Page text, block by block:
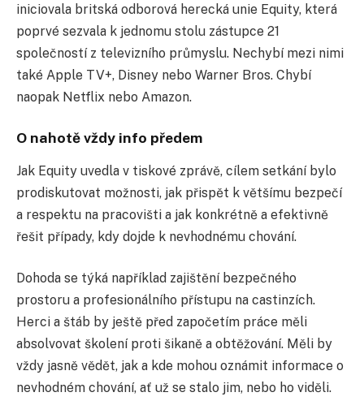
iniciovala britská odborová herecká unie Equity, která
poprvé sezvala k jednomu stolu zástupce 21
společností z televizního průmyslu. Nechybí mezi nimi
také Apple TV+, Disney nebo Warner Bros. Chybí
naopak Netflix nebo Amazon.
O nahotě vždy info předem
Jak Equity uvedla v tiskové zprávě, cílem setkání bylo
prodiskutovat možnosti, jak přispět k většímu bezpečí
a respektu na pracovišti a jak konkrétně a efektivně
řešit případy, kdy dojde k nevhodnému chování.
Dohoda se týká například zajištění bezpečného
prostoru a profesionálního přístupu na castinzích.
Herci a štáb by ještě před započetím práce měli
absolvovat školení proti šikaně a obtěžování. Měli by
vždy jasně vědět, jak a kde mohou oznámit informace o
nevhodném chování, ať už se stalo jim, nebo ho viděli.